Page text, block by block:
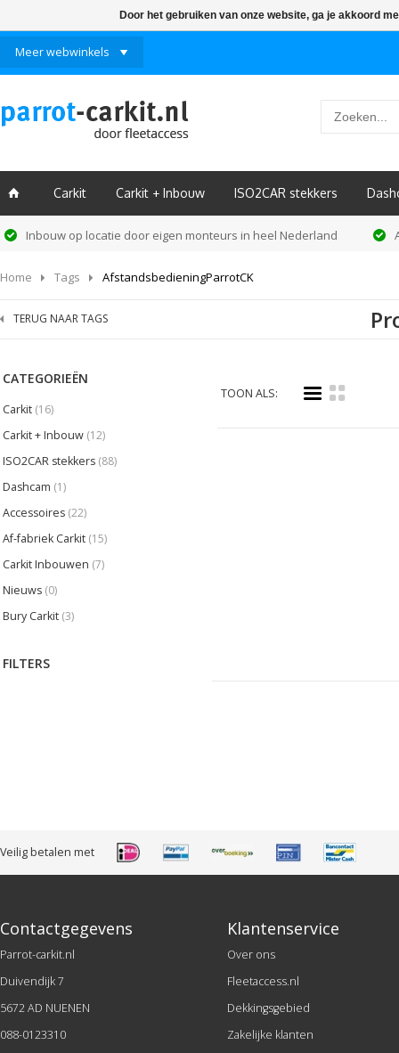
Meer webwinkels
ï Carkit Carkit + Inbouw ISO2CAR stekkers
Inbouw op locatie door eigen monteurs in heel Nederland
Home Tags AfstandsbedieningParrotCK
TERUG NAAR TAGS
CATEGORIEËN
Carkit (16)
Carkit + Inbouw (12)
ISO2CAR stekkers (88)
Dashcam (1)
Accessoires (22)
Af-fabriek Carkit (15)
Carkit Inbouwen (7)
Nieuws (0)
Bury Carkit (3)
FILTERS
TOON ALS: i k
Veilig betalen met
Contactgegevens
Parrot-carkit.nl
Duivendijk 7
5672 AD NUENEN
088-0123310
Klantenservice
Over ons
Fleetaccess.nl
Dekkingsgebied
Zakelijke klanten
Door het gebruiken van onze website, ga je akkoord